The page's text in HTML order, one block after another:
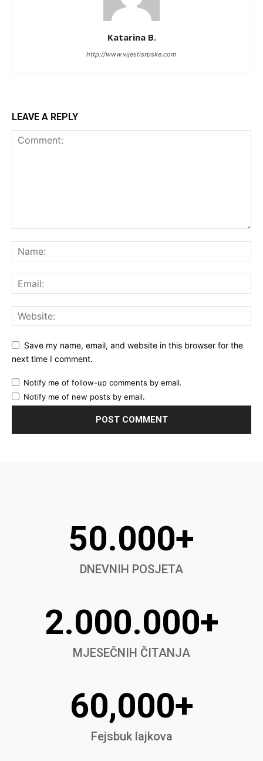
Katarina B.
http://www.vijestisrpske.com
LEAVE A REPLY
Save my name, email, and website in this browser for the
next time I comment.
Notify me of follow-up comments by email.
Notify me of new posts by email.
50.000+
DNEVNIH POSJETA
2.000.000+
MJESEČNIH ČITANJA
60,000+
Fejsbuk lajkova